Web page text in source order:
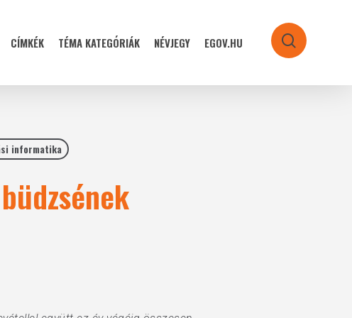
CÍMKÉK TÉMA KATEGÓRIÁK NÉVJEGY EGOV.HU search
informatika